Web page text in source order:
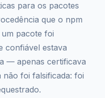
para os pacotes
que o npm
pacote foi
confiável estava
— apenas certificava
não foi falsificada: foi